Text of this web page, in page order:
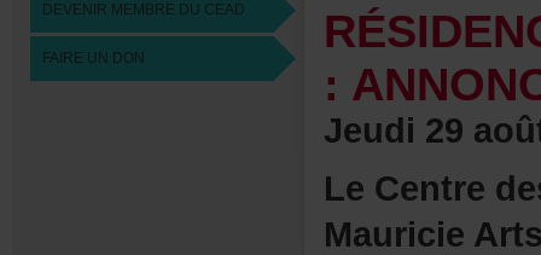
DEVENIRMEMBREDUCEAD
FAIREUNDON